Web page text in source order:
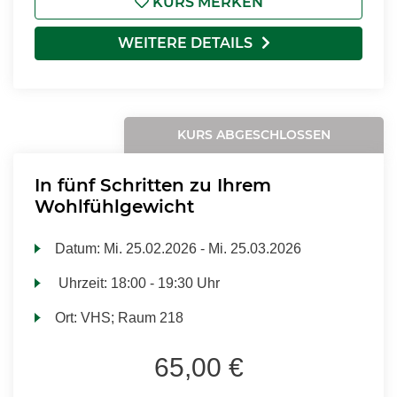
WEITERE DETAILS
KURS ABGESCHLOSSEN
In fünf Schritten zu Ihrem
Wohlfühlgewicht
Datum: Mi. 25.02.2026 - Mi. 25.03.2026
Uhrzeit: 18:00 - 19:30 Uhr
Ort:VHS; Raum 218
65,00 €